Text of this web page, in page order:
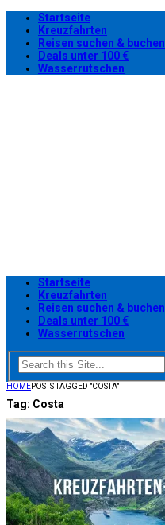
Startseite
Kreuzfahrten
Reisen suchen & buchen
Deals unter 100 €
Wasserrutschen
Startseite
Kreuzfahrten
Reisen suchen & buchen
Deals unter 100 €
Wasserrutschen
HOMEPOSTS TAGGED "COSTA"
Tag: Costa